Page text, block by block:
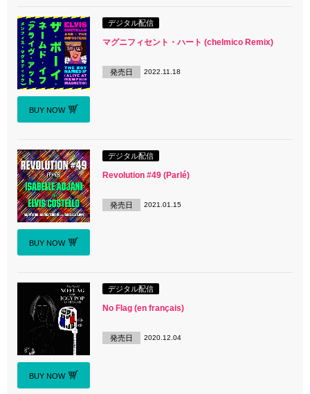
BUY NOW
デジタル配信
マグニフィセント・ハート (chelmico Remix)
発売日 2022.11.18
BUY NOW
デジタル配信
Revolution #49 (Parlé)
発売日 2021.01.15
BUY NOW
デジタル配信
No Flag (en français)
発売日 2020.12.04